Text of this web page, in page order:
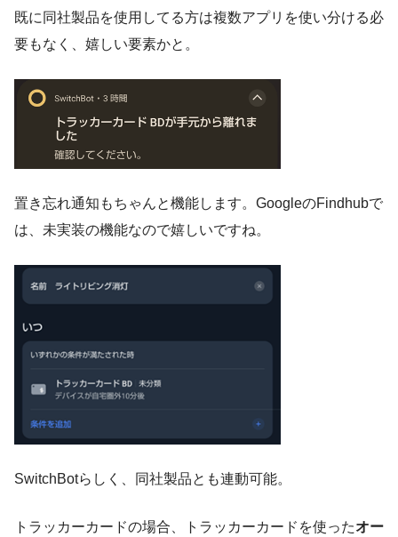
既に同社製品を使用してる方は複数アプリを使い分ける必
要もなく、嬉しい要素かと。
置き忘れ通知もちゃんと機能します。GoogleのFindhubで
は、未実装の機能なので嬉しいですね。
SwitchBotらしく、同社製品とも連動可能。
トラッカーカードの場合、トラッカーカードを使ったオー